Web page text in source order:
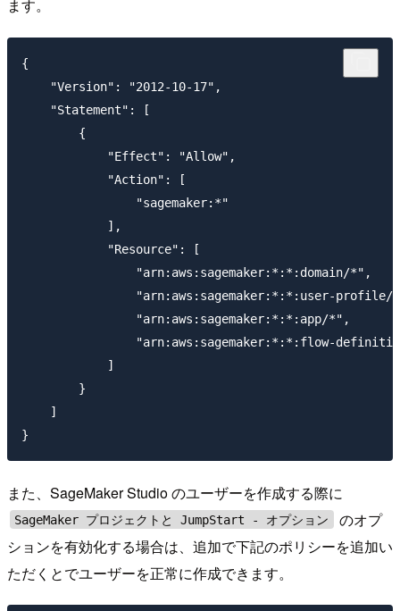
ます。
{
    "Version": "2012-10-17",
    "Statement": [
        {
            "Effect": "Allow",
            "Action": [
                "sagemaker:*"
            ],
            "Resource": [
                "arn:aws:sagemaker:*:*:domain/*",
"arn:aws:sagemaker:*:*:user-profile/
                "arn:aws:sagemaker:*:*:app/*",
"arn:aws:sagemaker:*:*:flow-
            ]
        }
    ]
また、SageMaker Studio のユーザーを作成する際に
SageMaker プロジェクトと JumpStart - オプション
のオプ
ションを有効化する場合は、追加で下記のポリシーを追加い
ただくとでユーザーを正常に作成できます。